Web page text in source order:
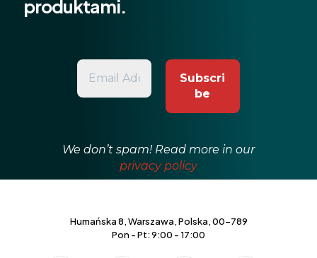
produktami.
We don’t spam! Read more in our
privacy policy
Humańska 8, Warszawa, Polska, 00-789
Pon - Pt: 9:00 - 17:00